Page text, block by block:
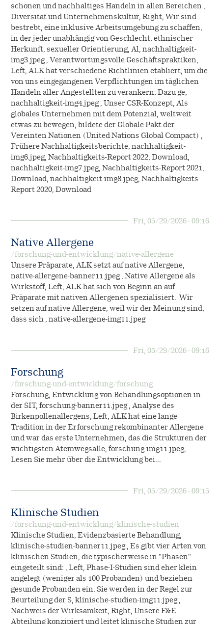
schonen und nachhaltiges Handeln in allen Bereichen ,
Diversität und Unternehmenskultur, Right, Wir sind
bestrebt, eine inklusive Arbeitsumgebung zu schaffen,
in der jeder unabhängig von Geschlecht, ethnischer
Herkunft, sexueller Orientierung, Al, nachhaltigkeit-
img3.jpeg , Verantwortungsvolle Geschäftspraktiken,
Left, ALK hat verschiedene Richtlinien etabliert, um die
von uns eingegangenen Verpflichtungen im täglichen
Handeln aller Angestellten zu verankern. Dazu ge,
nachhaltigkeit-img4.jpeg , Unser CSR-Konzept, Als
globales Unternehmen mit dem Potenzial, weltweit
etwas zu bewegen, bildete der Globale Pakt der
Vereinten Nationen (United Nations Global Compact) ,
Frühere Nachhaltigkeitsberichte, nachhaltigkeit-
img6.jpeg, Nachhaltigkeits-Report 2022, Download,
nachhaltigkeit-img7.jpeg, Nachhaltigkeits-Report 2021,
Download, nachhaltigkeit-img8.jpeg, Nachhaltigkeits-
Report 2020, Download
Fri, 05/29/2026 - 09:16
Native Allergene
/forschung-und-entwicklung/native-allergene
Unsere Präparate, ALK setzt auf native Allergene,
native-allergene-banner11.jpeg , Native Allergene als
Wirkstoff, Left, ALK hat sich von Beginn an auf
Präparate mit nativen Allergenen spezialisiert. Wir
setzen auf native Allergene, weil wir der Meinung sind,
dass sich , native-allergene-img11.jpeg
Fri, 05/29/2026 - 09:16
Forschung
/forschung-und-entwicklung/forschung
Forschung, Entwicklung von Behandlungsoptionen in
der SIT, forschung-banner11.jpeg , Analyse des
Birkenpollenallergens, Left, ALK hat eine lange
Tradition in der Erforschung rekombinanter Allergene
und war das erste Unternehmen, das die Strukturen der
wichtigsten Atemwegsalle, forschung-img11.jpeg,
Lesen Sie mehr über die Entwicklung bei…
Fri, 05/29/2026 - 09:15
Klinische Studien
/forschung-und-entwicklung/klinische-studien
Klinische Studien, Evidenzbasierte Behandlung,
klinische-studien-banner11.jpeg , Es gibt vier Arten von
klinischen Studien, die typischerweise in "Phasen"
eingeteilt sind: , Left, Phase-I-Studien sind eher klein
angelegt (weniger als 100 Probanden) und beziehen
gesunde Probanden ein. Sie werden in der Regel zur
Beurteilung der S, klinische-studien-img11.jpeg ,
Nachweis der Wirksamkeit, Right, Unsere F&E-
Abteilung konzipiert und leitet klinische Studien zur